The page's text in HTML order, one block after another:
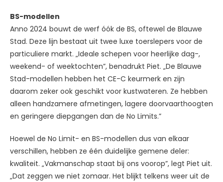
BS-modellen
Anno 2024 bouwt de werf óók de BS, oftewel de Blauwe
Stad. Deze lijn bestaat uit twee luxe toerslepers voor de
particuliere markt. „Ideale schepen voor heerlijke dag-,
weekend- of weektochten”, benadrukt Piet. „De Blauwe
Stad-modellen hebben het CE-C keurmerk en zijn
daarom zeker ook geschikt voor kustwateren. Ze hebben
alleen handzamere afmetingen, lagere doorvaarthoogten
en geringere diepgangen dan de No Limits.”
Hoewel de No Limit- en BS-modellen dus van elkaar
verschillen, hebben ze één duidelijke gemene deler:
kwaliteit. „Vakmanschap staat bij ons voorop”, legt Piet uit.
„Dat zeggen we niet zomaar. Het blijkt telkens weer uit de